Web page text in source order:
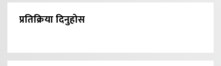
प्रतिक्रिया दिनुहोस